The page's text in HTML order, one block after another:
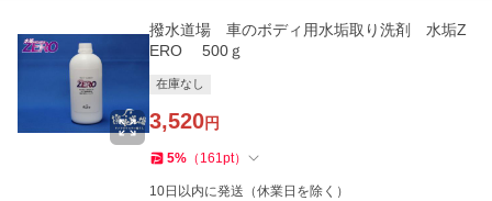
撥水道場 車のボディ用水垢取り洗剤 水垢Z
ERO 500ｇ
在庫なし
3,520円
5% （ 161pt）
10日以内に発送（休業日を除く）